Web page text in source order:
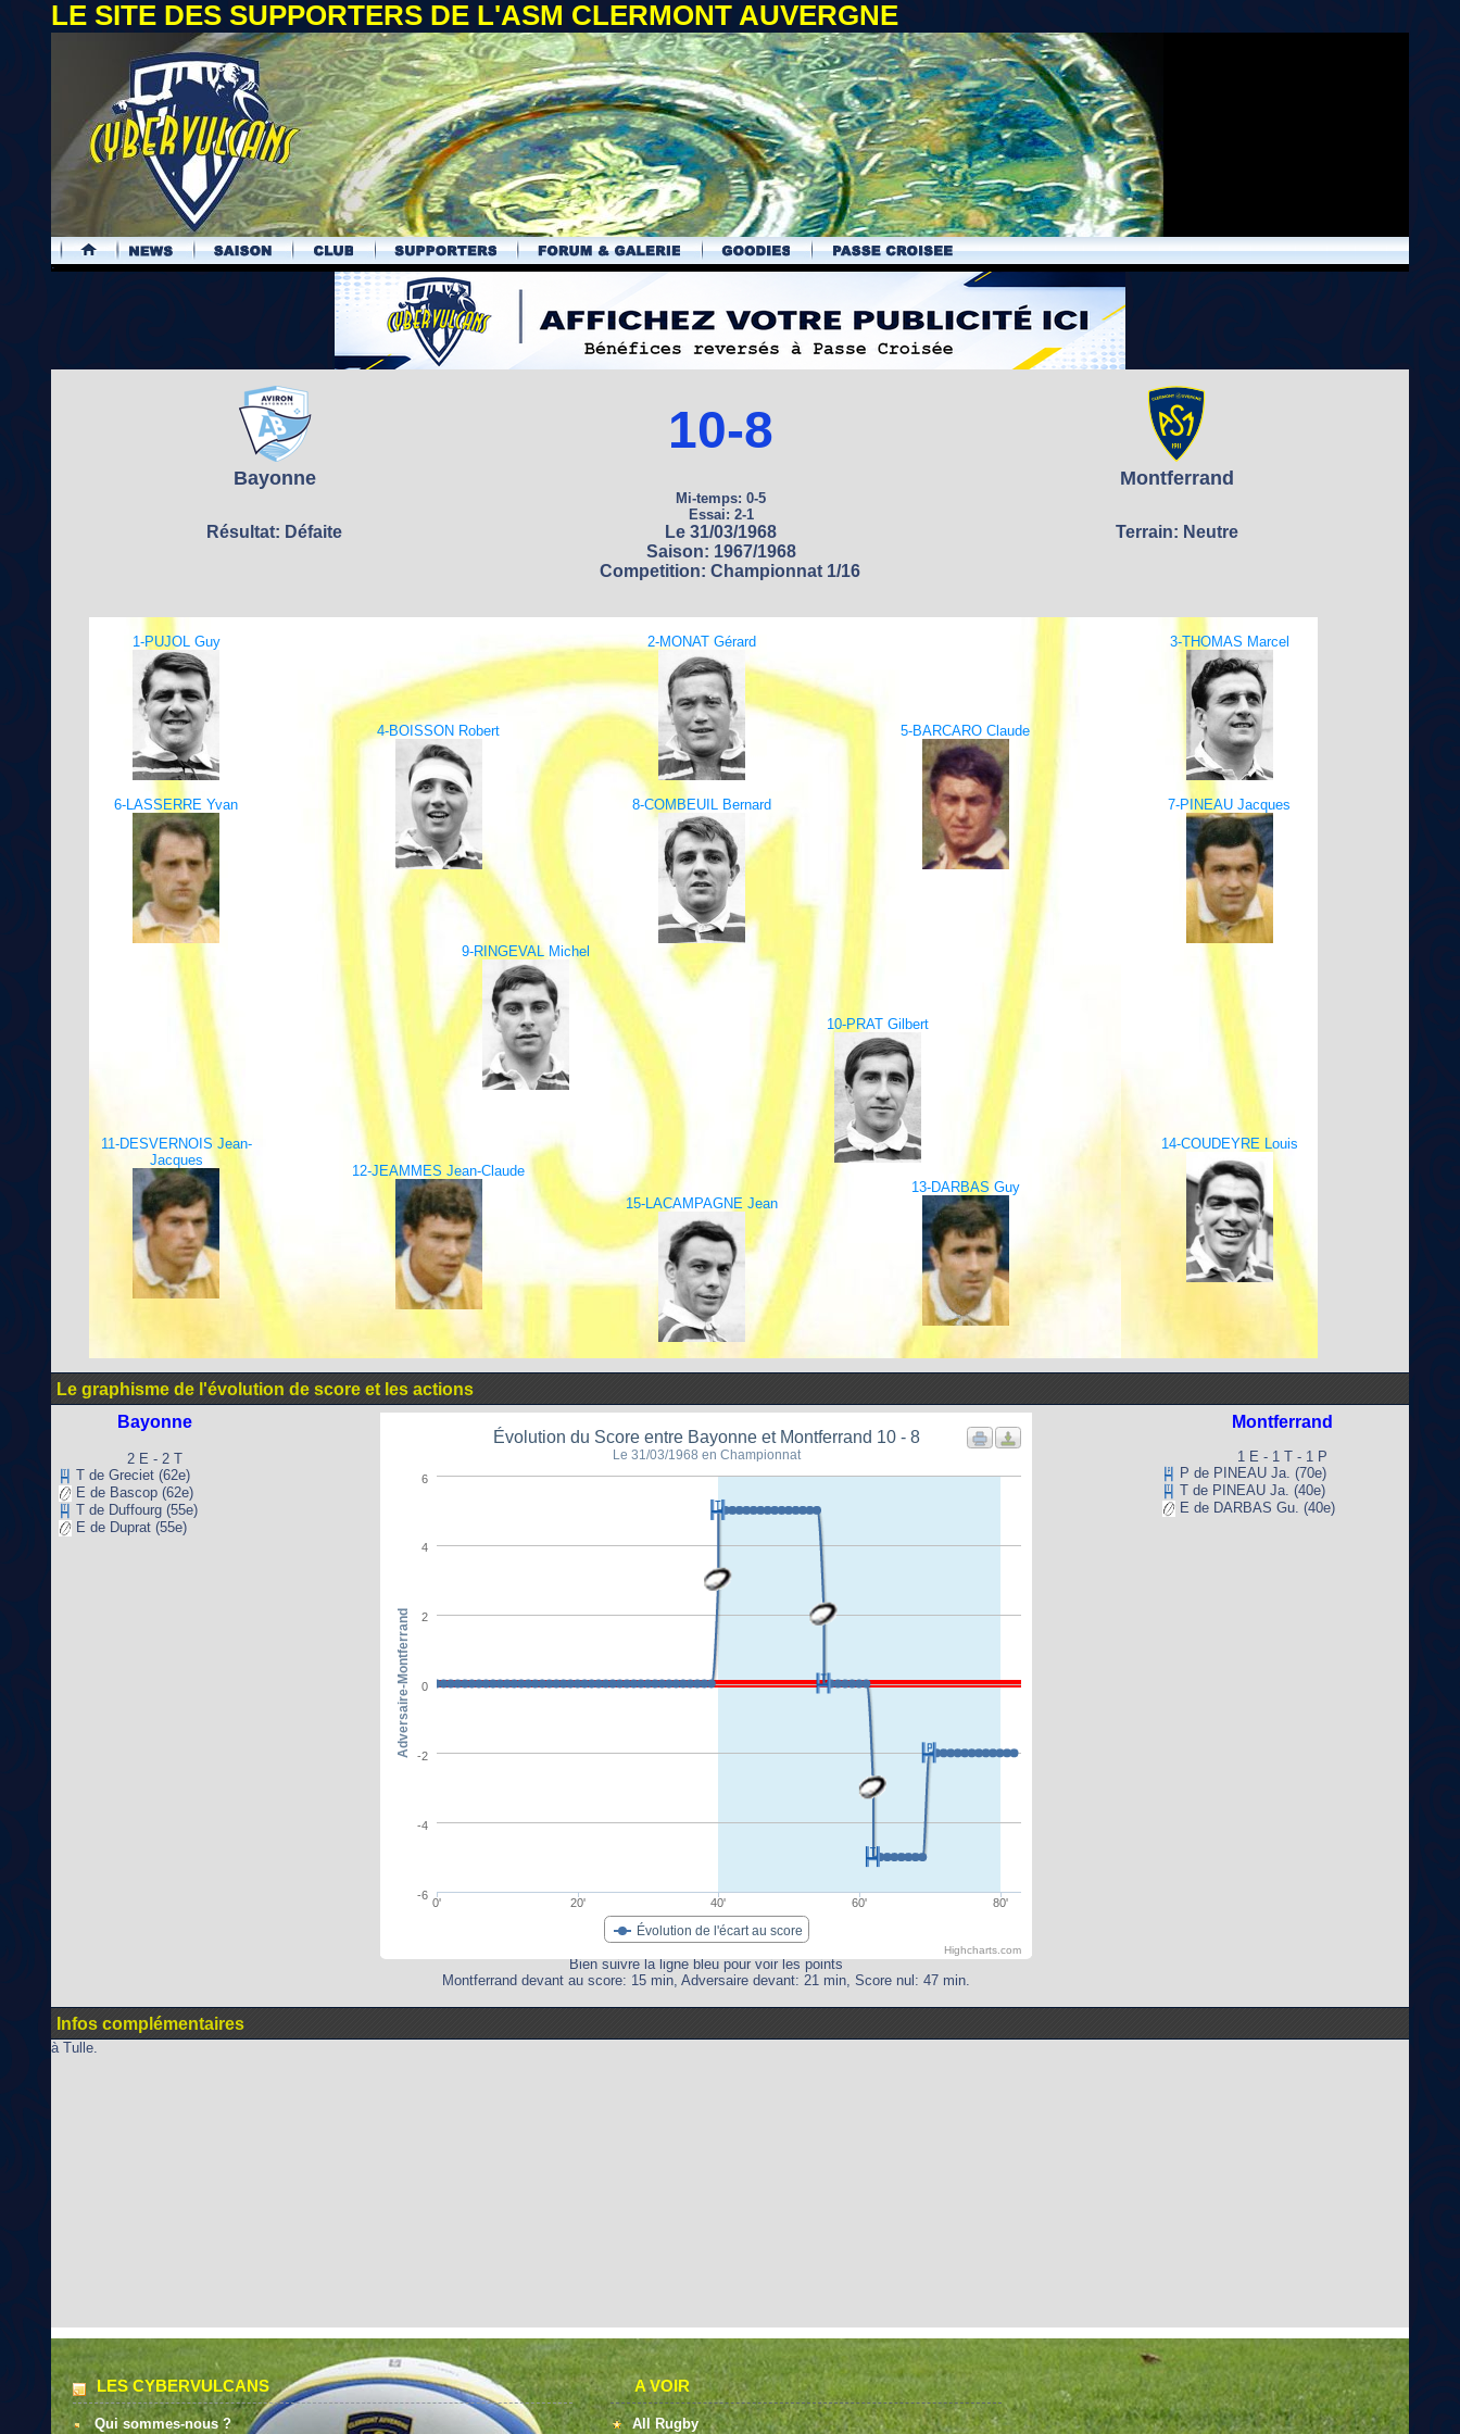
LE SITE DES SUPPORTERS DE L'ASM CLERMONT AUVERGNE
.
Bayonne
10-8
Montferrand
Mi-temps: 0-5
Essai: 2-1
Résultat: Défaite Le 31/03/1968
Terrain: Neutre
Saison: 1967/1968
Competition: Championnat 1/16
1-PUJOL Guy 2-MONAT Gérard 3-THOMAS Marcel
4-BOISSON Robert 5-BARCARO Claude
6-LASSERRE Yvan 8-COMBEUIL Bernard 7-PINEAU Jacques
9-RINGEVAL Michel
10-PRAT Gilbert
11-DESVERNOIS Jean-
Jacques
14-COUDEYRE Louis
12-JEAMMES Jean-Claude
13-DARBAS Guy
15-LACAMPAGNE Jean
Le graphisme de l'évolution de score et les actions
Bayonne
2 E - 2 T
T de Greciet (62e)
E de Bascop (62e)
T de Duffourg (55e)
E de Duprat (55e)
Évolution du Score entre Bayonne et Montferrand 10 - 8
Le 31/03/1968 en Championnat
Évolution de l'écart au score
0' 20' 40' 60' 80'
-6
-4
-2
0
2
4
6
Adversaire-Montferrand
Highcharts.com
Bien suivre la ligne bleu pour voir les points
Montferrand devant au score: 15 min, Adversaire devant: 21 min, Score nul: 47 min.
Montferrand
1 E - 1 T - 1 P
P de PINEAU Ja. (70e)
T de PINEAU Ja. (40e)
E de DARBAS Gu. (40e)
Infos complémentaires
à Tulle.
LES CYBERVULCANS
Qui sommes-nous ?
A VOIR
All Rugby